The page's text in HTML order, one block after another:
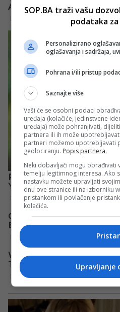
SOP.BA traži vašu
podataka
Personalizirano
oglašavanja i sadržaja,
Pohrana i/ili pristup
Saznajte više
Vaši će se osobni podaci
uređaja (kolačiće, jedinstvene
uređaja) može pohranjivati,
partnera ili ih može
partneri možemo upotrebljavati
geolociranju. Popis partnera.
Neki dobavljači mogu obrađivati
temelju legitimnog interesa. Ako
nastavku možete upravljati
dnu ove stranice ili na izborniku
pristankom ili povlačenje
kolačića.
Upravljanje